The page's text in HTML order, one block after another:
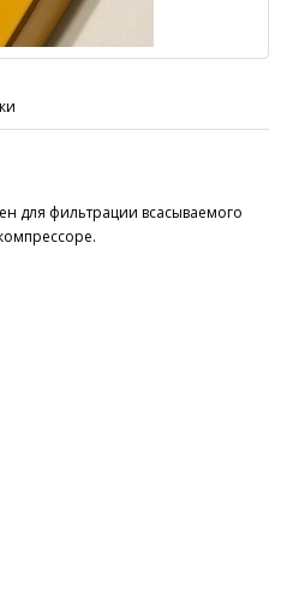
для фильтрации всасываемого